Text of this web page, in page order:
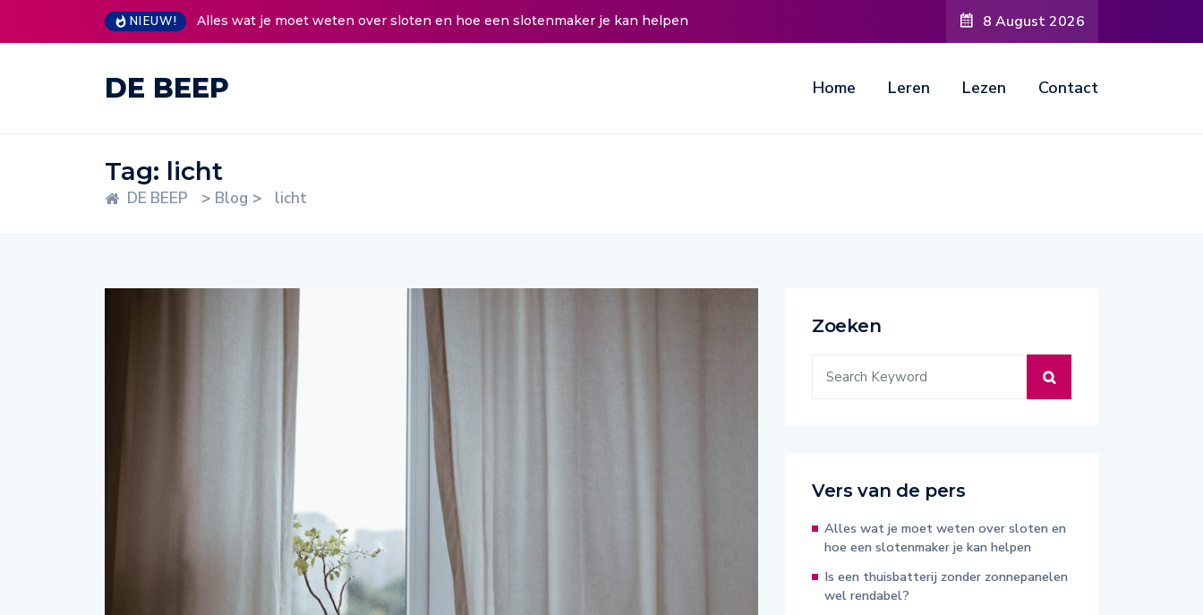
NIEUW! Alles wat je moet weten over sloten en hoe een slotenmaker je kan helpen 8 August 2026
DE BEEP Home Leren Lezen Contact
Tag: licht
DE BEEP > Blog > licht
Zoeken
Vers van de pers
Alles wat je moet weten over sloten en
hoe een slotenmaker je kan helpen
Is een thuisbatterij zonder zonnepanelen
wel rendabel?